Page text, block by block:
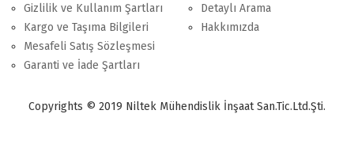
Gizlilik ve Kullanım Şartları
Kargo ve Taşıma Bilgileri
Mesafeli Satış Sözleşmesi
Garanti ve İade Şartları
Detaylı Arama
Hakkımızda
Copyrights © 2019 Niltek Mühendislik İnşaat San.Tic.Ltd.Şti.